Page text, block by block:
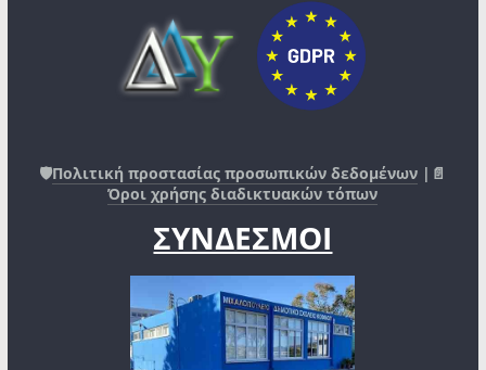
🛡️Πολιτική προστασίας προσωπικών δεδομένων |📄
Όροι χρήσης διαδικτυακών τόπων
ΣΥΝΔΕΣΜΟΙ